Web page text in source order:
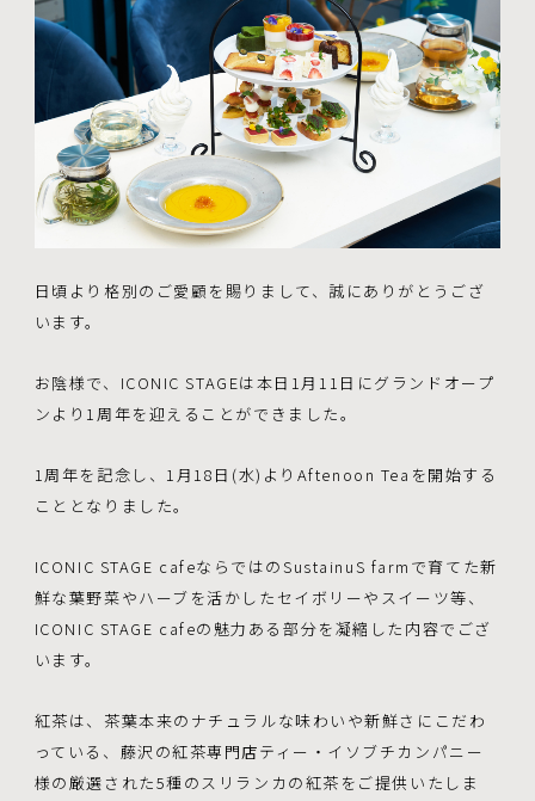
日頃より格別のご愛顧を賜りまして、誠にありがとうござ
います。
お陰様で、ICONIC STAGEは本日1月11日にグランドオープ
ンより1周年を迎えることができました。
1周年を記念し、1月18日(水)よりAftenoon Teaを開始する
こととなりました。
ICONIC STAGE cafeならではのSustainuS farmで育てた新
鮮な葉野菜やハーブを活かしたセイボリーやスイーツ等、
ICONIC STAGE cafeの魅力ある部分を凝縮した内容でござ
います。
紅茶は、茶葉本来のナチュラルな味わいや新鮮さにこだわ
っている、藤沢の紅茶専門店ティー・イソブチカンパニー
様の厳選された5種のスリランカの紅茶をご提供いたしま